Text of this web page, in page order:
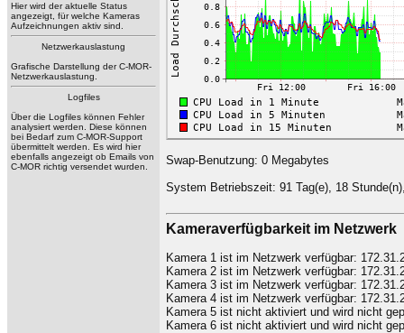
Hier wird der aktuelle Status
angezeigt, für welche Kameras
Aufzeichnungen aktiv sind.
Netzwerkauslastung
Grafische Darstellung der C-MOR-
Netzwerkauslastung.
Logfiles
Über die Logfiles können Fehler
analysiert werden. Diese können
bei Bedarf zum C-MOR-Support
übermittelt werden. Es wird hier
ebenfalls angezeigt ob Emails von
C-MOR richtig versendet wurden.
Swap-Benutzung: 0 Megabytes
System Betriebszeit: 91 Tag(e), 18
Kameraverfügbarkeit im Netzwerk
Kamera 1 ist im Netzwerk verfügbar:
Kamera 2 ist im Netzwerk verfügbar:
Kamera 3 ist im Netzwerk verfügbar:
Kamera 4 ist im Netzwerk verfügbar:
Kamera 5 ist nicht aktiviert und wird nicht
Kamera 6 ist nicht aktiviert und wird nicht